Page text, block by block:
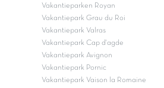
Vakantieparken Royan
Vakantiepark Grau du Roi
Vakantiepark Valras
Vakantiepark Cap d'agde
Vakantiepark Avignon
Vakantiepark Pornic
Vakantiepark Vaison la Romaine